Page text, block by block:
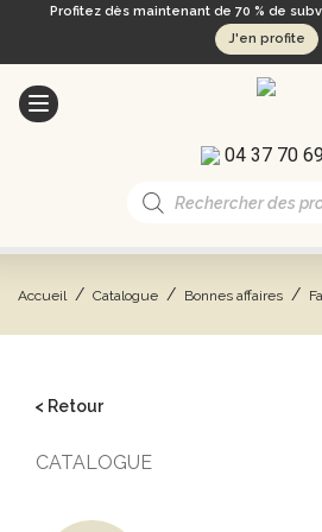
Profitez dès maintenant de 70 % de
J'en profite
04 37 70
Recherche
de
Accueil / Catalogue / Bonnes affaires /
< Retour
CATALOGUE